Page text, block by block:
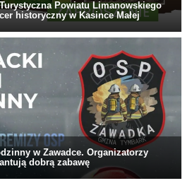
Powiatu Limanowskiego
historyczny w Kasince Małej
w Zawadce. Organizatorzy
dobrą zabawę